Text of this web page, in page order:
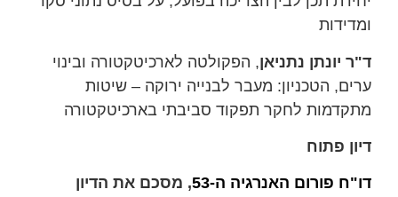
ומדידות
ד"ר יונתן נתניאן, הפקולטה לארכיטקטורה ובינוי
ערים, הטכניון: מעבר לבנייה ירוקה – שיטות
מתקדמות לחקר תפקוד סביבתי בארכיטקטורה
דיון פתוח
דו"ח פורום האנרגיה ה-53
, מסכם את הדיון